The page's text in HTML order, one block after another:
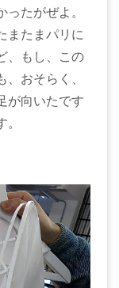
たがぜよ。
またまパリに
、もし、この
おそらく、
が向いたです